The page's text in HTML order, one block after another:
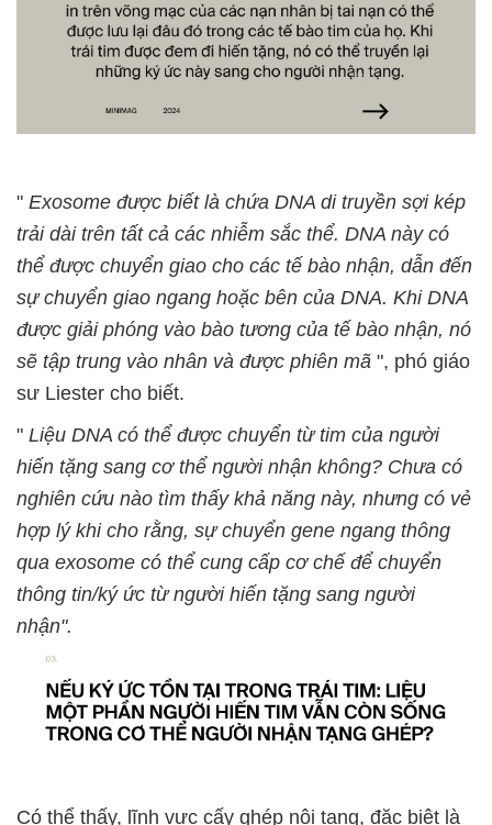
" Exosome được biết là chứa DNA di truyền sợi kép
trải dài trên tất cả các nhiễm sắc thể. DNA này có
thể được chuyển giao cho các tế bào nhận, dẫn đến
sự chuyển giao ngang hoặc bên của DNA. Khi DNA
được giải phóng vào bào tương của tế bào nhận, nó
sẽ tập trung vào nhân và được phiên mã ", phó giáo
sư Liester cho biết.
" Liệu DNA có thể được chuyển từ tim của người
hiến tặng sang cơ thể người nhận không? Chưa có
nghiên cứu nào tìm thấy khả năng này, nhưng có vẻ
hợp lý khi cho rằng, sự chuyển gene ngang thông
qua exosome có thể cung cấp cơ chế để chuyển
thông tin/ký ức từ người hiến tặng sang người
nhận".
Có thể thấy, lĩnh vực cấy ghép nội tạng, đặc biệt là